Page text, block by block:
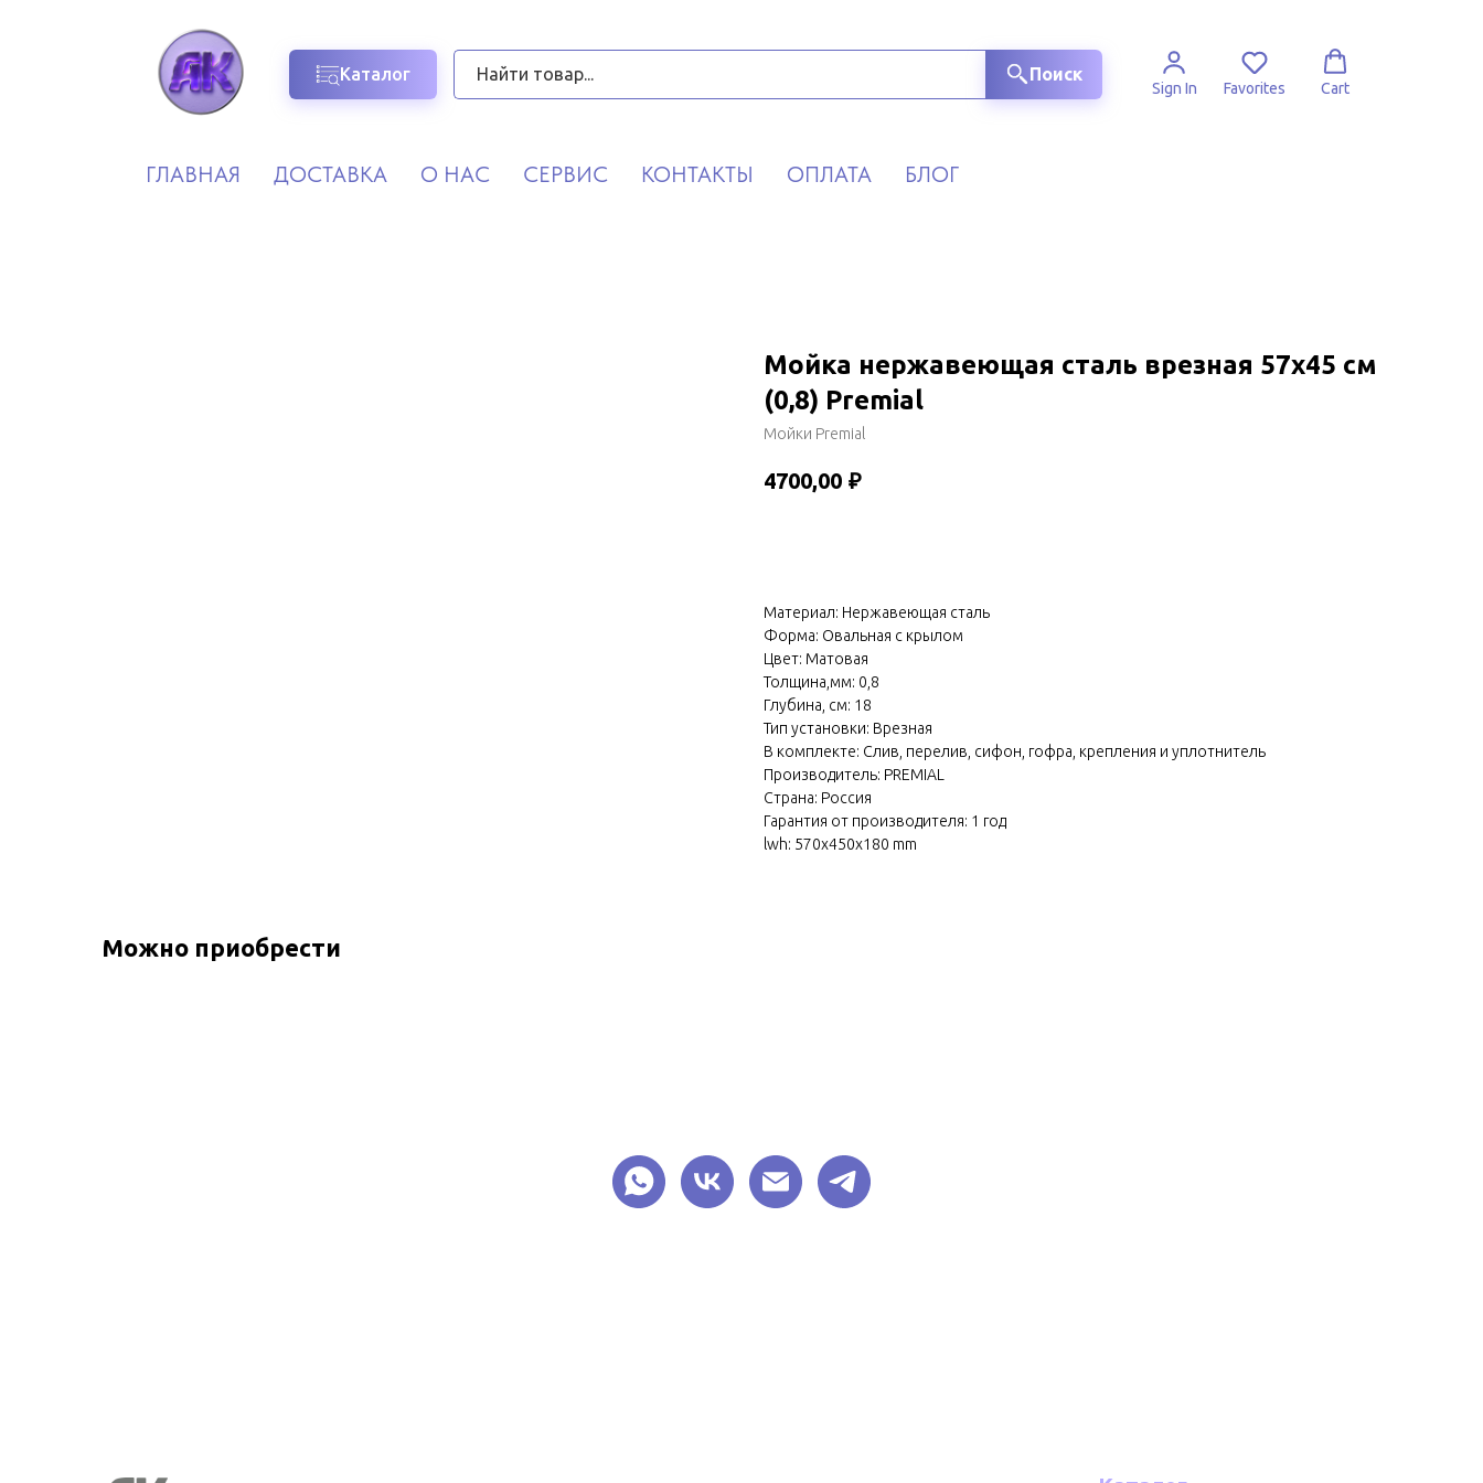
Каталог Поиск
Sign In Favorites Cart
ГЛАВНАЯ ДОСТАВКА О НАС СЕРВИС КОНТАКТЫ ОПЛАТА БЛОГ
Мойка нержавеющая сталь врезная 57х45 см
(0,8) Premial
Мойки Premial
4700,00 ₽
Материал: Нержавеющая сталь
Форма: Овальная с крылом
Цвет: Матовая
Толщина,мм: 0,8
Глубина, см: 18
Тип установки: Врезная
В комплекте: Слив, перелив, сифон, гофра, крепления и уплотнитель
Производитель: PREMIAL
Страна: Россия
Гарантия от производителя: 1 год
lwh: 570x450x180 mm
Можно приобрести